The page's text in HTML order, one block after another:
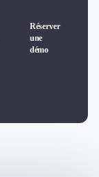
Réserver
une
démo